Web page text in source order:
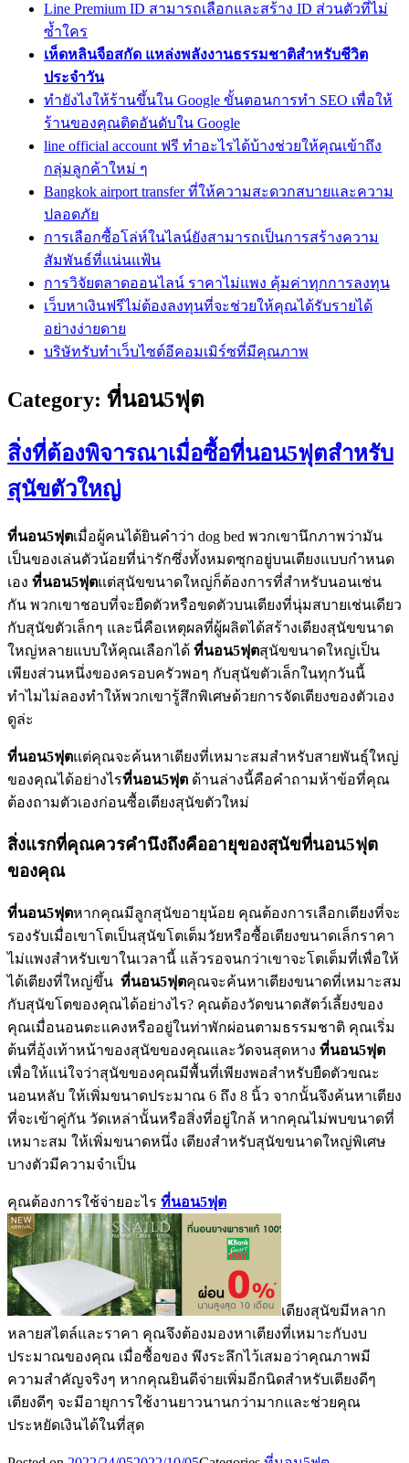
Line Premium ID สามารถเลือกและสร้าง ID ส่วนตัวที่ไม่
ซ้ำใคร
เห็ดหลินจือสกัด แหล่งพลังงานธรรมชาติสำหรับชีวิต
ประจำวัน
ทํายังไงให้ร้านขึ้นใน Google ขั้นตอนการทำ SEO เพื่อให้
ร้านของคุณติดอันดับใน Google
line official account ฟรี ทำอะไรได้บ้างช่วยให้คุณเข้าถึง
กลุ่มลูกค้าใหม่ ๆ
Bangkok airport transfer ที่ให้ความสะดวกสบายและความ
ปลอดภัย
การเลือกซื้อโล่ห์ในไลน์ยังสามารถเป็นการสร้างความ
สัมพันธ์ที่แน่นแฟ้น
การวิจัยตลาดออนไลน์ ราคาไม่แพง คุ้มค่าทุกการลงทุน
เว็บหาเงินฟรีไม่ต้องลงทุนที่จะช่วยให้คุณได้รับรายได้
อย่างง่ายดาย
บริษัทรับทำเว็บไซต์อีคอมเมิร์ซที่มีคุณภาพ
Category: ที่นอน5ฟุต
สิ่งที่ต้องพิจารณาเมื่อซื้อที่นอน5ฟุตสำหรับ
สุนัขตัวใหญ่
ที่นอน5ฟุตเมื่อผู้คนได้ยินคำว่า dog bed พวกเขานึกภาพว่ามัน
เป็นของเล่นตัวน้อยที่น่ารักซึ่งทั้งหมดซุกอยู่บนเตียงแบบกำหนด
เอง ที่นอน5ฟุตแต่สุนัขขนาดใหญ่ก็ต้องการที่สำหรับนอนเช่น
กัน พวกเขาชอบที่จะยืดตัวหรือขดตัวบนเตียงที่นุ่มสบายเช่นเดียว
กับสุนัขตัวเล็กๆ และนี่คือเหตุผลที่ผู้ผลิตได้สร้างเตียงสุนัขขนาด
ใหญ่หลายแบบให้คุณเลือกได้ ที่นอน5ฟุตสุนัขขนาดใหญ่เป็น
เพียงส่วนหนึ่งของครอบครัวพอๆ กับสุนัขตัวเล็กในทุกวันนี้
ทำไมไม่ลองทำให้พวกเขารู้สึกพิเศษด้วยการจัดเตียงของตัวเอง
ดูล่ะ
ที่นอน5ฟุตแต่คุณจะค้นหาเตียงที่เหมาะสมสำหรับสายพันธุ์ใหญ่
ของคุณได้อย่างไรที่นอน5ฟุต ด้านล่างนี้คือคำถามห้าข้อที่คุณ
ต้องถามตัวเองก่อนซื้อเตียงสุนัขตัวใหม่
สิ่งแรกที่คุณควรคำนึงถึงคืออายุของสุนัขที่นอน5ฟุต
ของคุณ
ที่นอน5ฟุตหากคุณมีลูกสุนัขอายุน้อย คุณต้องการเลือกเตียงที่จะ
รองรับเมื่อเขาโตเป็นสุนัขโตเต็มวัยหรือซื้อเตียงขนาดเล็กราคา
ไม่แพงสำหรับเขาในเวลานี้ แล้วรอจนกว่าเขาจะโตเต็มที่เพื่อให้
ได้เตียงที่ใหญ่ขึ้น ที่นอน5ฟุตคุณจะค้นหาเตียงขนาดที่เหมาะสม
กับสุนัขโตของคุณได้อย่างไร? คุณต้องวัดขนาดสัตว์เลี้ยงของ
คุณเมื่อนอนตะแคงหรืออยู่ในท่าพักผ่อนตามธรรมชาติ คุณเริ่ม
ต้นที่อุ้งเท้าหน้าของสุนัขของคุณและวัดจนสุดหาง ที่นอน5ฟุต
เพื่อให้แน่ใจว่าสุนัขของคุณมีพื้นที่เพียงพอสำหรับยืดตัวขณะ
นอนหลับ ให้เพิ่มขนาดประมาณ 6 ถึง 8 นิ้ว จากนั้นจึงค้นหาเตียง
ที่จะเข้าคู่กัน วัดเหล่านั้นหรือสิ่งที่อยู่ใกล้ หากคุณไม่พบขนาดที่
เหมาะสม ให้เพิ่มขนาดหนึ่ง เตียงสำหรับสุนัขขนาดใหญ่พิเศษ
บางตัวมีความจำเป็น
คุณต้องการใช้จ่ายอะไร ที่นอน5ฟุต
เตียงสุนัขมีหลาก
หลายสไตล์และราคา คุณจึงต้องมองหาเตียงที่เหมาะกับงบ
ประมาณของคุณ เมื่อซื้อของ พึงระลึกไว้เสมอว่าคุณภาพมี
ความสำคัญจริงๆ หากคุณยินดีจ่ายเพิ่มอีกนิดสำหรับเตียงดีๆ
เตียงดีๆ จะมีอายุการใช้งานยาวนานกว่ามากและช่วยคุณ
ประหยัดเงินได้ในที่สุด